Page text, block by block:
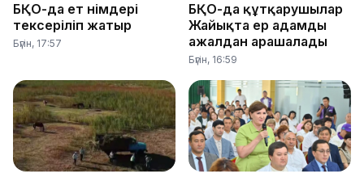
БҚО-да ет өнімдері
тексеріліп жатыр
Бүгін, 17:57
БҚО-да құтқарушылар
Жайықта ер адамды
ажалдан арашалады
Бүгін, 16:59